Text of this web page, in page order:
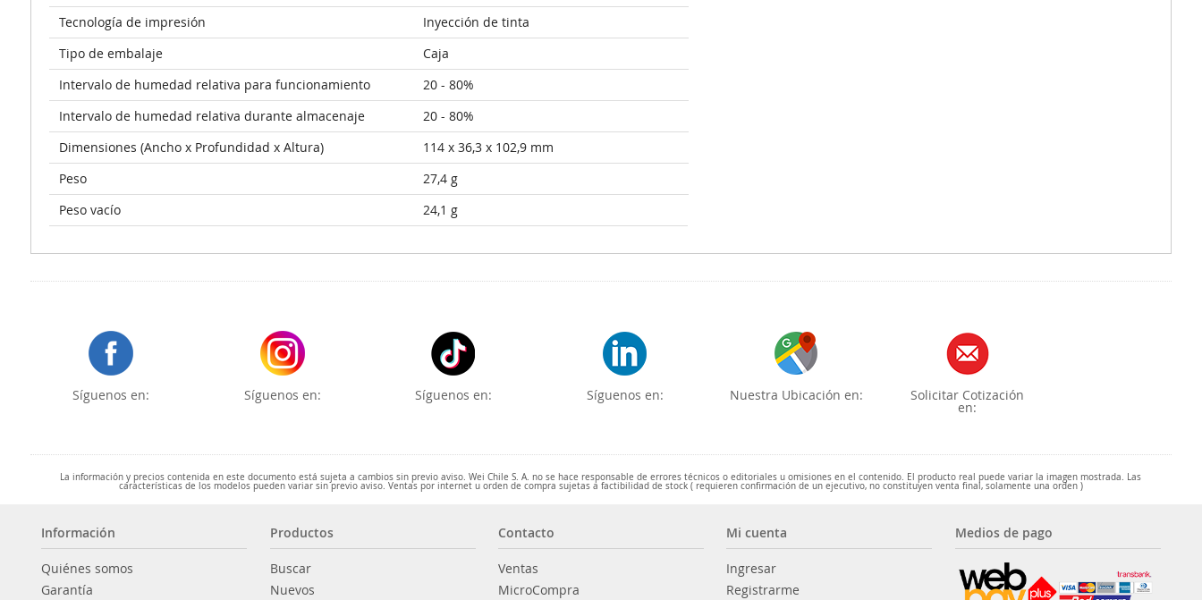
Tecnología de impresión
Inyección de tinta
Tipo de embalaje
Caja
Intervalo de humedad relativa para funcionamiento
20 - 80%
Intervalo de humedad relativa durante almacenaje
20 - 80%
Dimensiones (Ancho x Profundidad x Altura)
114 x 36,3 x 102,9 mm
Peso
27,4 g
Peso vacío
24,1 g
Síguenos en: Síguenos en: Síguenos en: Síguenos en: Nuestra Ubicación en: Solicitar Cotización
en:
La información y precios contenida en este documento está sujeta a cambios sin previo aviso. Wei Chile S. A. no se hace responsable de errores técnicos o editoriales u omisiones en el contenido. El producto real puede variar la imagen mostrada. Las
características de los modelos pueden variar sin previo aviso. Ventas por internet u orden de compra sujetas a factibilidad de stock ( requieren confirmación de un ejecutivo, no constituyen venta final, solamente una orden )
Información
Quiénes somos
Garantía
Productos
Buscar
Nuevos
Contacto
Ventas
MicroCompra
Mi cuenta
Ingresar
Registrarme
Medios de pago